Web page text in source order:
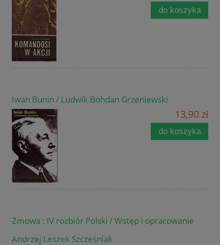
do koszyka
Iwan Bunin / Ludwik Bohdan Grzeniewski
13,90 zł
do koszyka
Zmowa : IV rozbiór Polski / Wstęp i opracowanie
Andrzej Leszek Szczesniak